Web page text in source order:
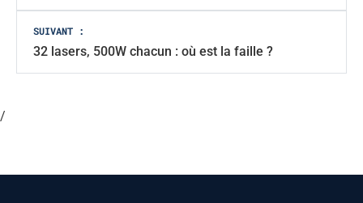
SUIVANT :
32 lasers, 500W chacun : où est la faille ?
/